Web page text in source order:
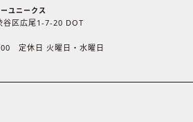
ユニークス
谷区広尾1-7-20 DOT
定休日 火曜日・水曜日